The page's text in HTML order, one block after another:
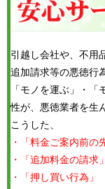
引越し会社や、不用
追加請求等の悪徳行
「モノを運ぶ」・
性が、悪徳業者を生
こうした、
・「料金ご案内前の
・「追加料金の請求」
・「押し買い行為」